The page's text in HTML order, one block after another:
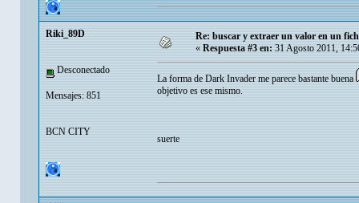
Riki_89D
Desconectado
Mensajes: 851
BCN CITY
Re: buscar y extraer un valor en un
« Respuesta #3 en: 31 Agosto 2011,
La forma de Dark Invader me parece bastante buena
objetivo es ese mismo.
suerte